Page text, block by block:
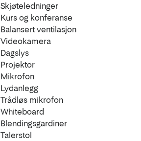
Skjøteledninger
Kurs og konferanse
Balansert ventilasjon
Videokamera
Dagslys
Projektor
Mikrofon
Lydanlegg
Trådløs mikrofon
Whiteboard
Blendingsgardiner
Talerstol